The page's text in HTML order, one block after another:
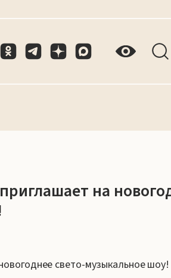
на
свето-музыкальное шоу!